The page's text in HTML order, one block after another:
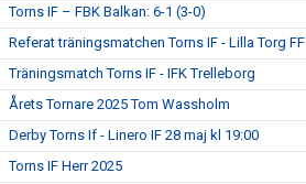
Torns IF – FBK Balkan: 6-1 (3-0)
Referat träningsmatchen Torns IF - Lilla Torg FF
Träningsmatch Torns IF - IFK Trelleborg
Årets Tornare 2025 Tom Wassholm
Derby Torns If - Linero IF 28 maj kl 19:00
Torns IF Herr 2025